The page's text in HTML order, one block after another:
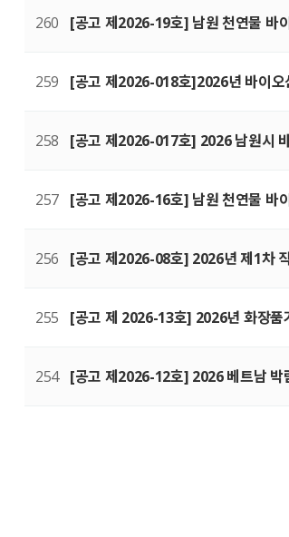
260 [공고 제2026-19호] 남원 천연물 바
259 [공고 제2026-018호]2026년 바이오
258 [공고 제2026-017호] 2026 남원시
257 [공고 제2026-16호] 남원 천연물 바
256 [공고 제2026-08호] 2026년 제1차
255 [공고 제 2026-13호] 2026년 화장품
254 [공고 제2026-12호] 2026 베트남 박